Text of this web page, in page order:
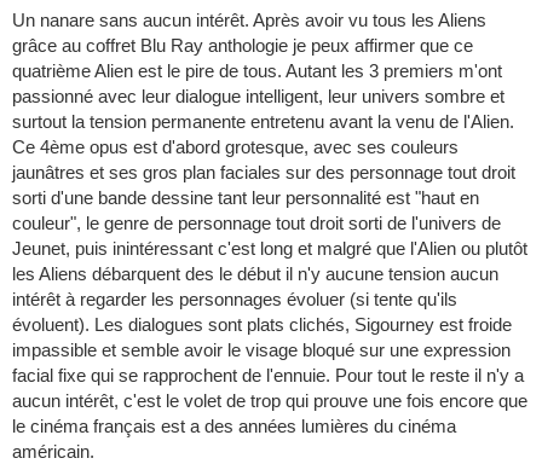
Un nanare sans aucun intérêt. Après avoir vu tous les Aliens
grâce au coffret Blu Ray anthologie je peux affirmer que ce
quatrième Alien est le pire de tous. Autant les 3 premiers m'ont
passionné avec leur dialogue intelligent, leur univers sombre et
surtout la tension permanente entretenu avant la venu de l'Alien.
Ce 4ème opus est d'abord grotesque, avec ses couleurs
jaunâtres et ses gros plan faciales sur des personnage tout droit
sorti d'une bande dessine tant leur personnalité est "haut en
couleur", le genre de personnage tout droit sorti de l'univers de
Jeunet, puis inintéressant c'est long et malgré que l'Alien ou plutôt
les Aliens débarquent des le début il n'y aucune tension aucun
intérêt à regarder les personnages évoluer (si tente qu'ils
évoluent). Les dialogues sont plats clichés, Sigourney est froide
impassible et semble avoir le visage bloqué sur une expression
facial fixe qui se rapprochent de l'ennuie. Pour tout le reste il n'y a
aucun intérêt, c'est le volet de trop qui prouve une fois encore que
le cinéma français est a des années lumières du cinéma
américain.